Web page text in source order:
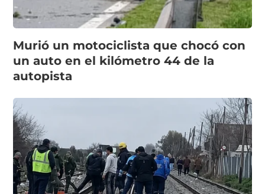
Murió un motociclista que chocó con
un auto en el kilómetro 44 de la
autopista